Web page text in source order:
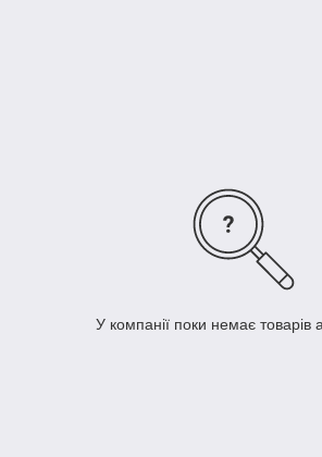
У компанії поки немає товарів